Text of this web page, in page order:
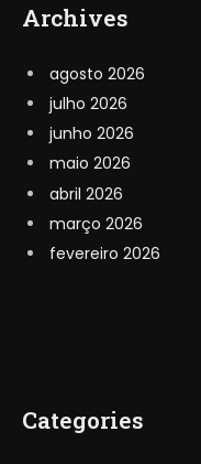
Archives
agosto 2026
julho 2026
junho 2026
maio 2026
abril 2026
março 2026
fevereiro 2026
Categories